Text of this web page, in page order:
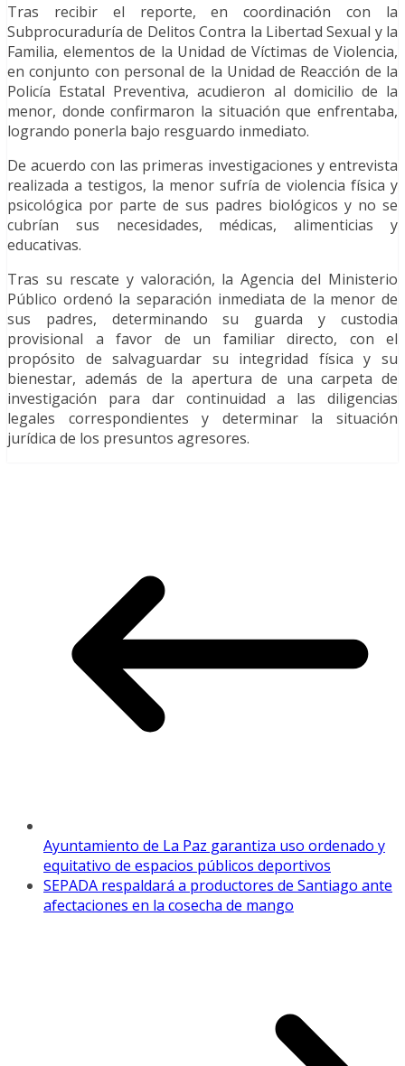
Tras recibir el reporte, en coordinación con la
Subprocuraduría de Delitos Contra la Libertad Sexual y la
Familia, elementos de la Unidad de Víctimas de Violencia,
en conjunto con personal de la Unidad de Reacción de la
Policía Estatal Preventiva, acudieron al domicilio de la
menor, donde confirmaron la situación que enfrentaba,
logrando ponerla bajo resguardo inmediato.
De acuerdo con las primeras investigaciones y entrevista
realizada a testigos, la menor sufría de violencia física y
psicológica por parte de sus padres biológicos y no se
cubrían sus necesidades, médicas, alimenticias y
educativas.
Tras su rescate y valoración, la Agencia del Ministerio
Público ordenó la separación inmediata de la menor de
sus padres, determinando su guarda y custodia
provisional a favor de un familiar directo, con el
propósito de salvaguardar su integridad física y su
bienestar, además de la apertura de una carpeta de
investigación para dar continuidad a las diligencias
legales correspondientes y determinar la situación
jurídica de los presuntos agresores.
Ayuntamiento de La Paz garantiza uso ordenado y
equitativo de espacios públicos deportivos
SEPADA respaldará a productores de Santiago ante
afectaciones en la cosecha de mango